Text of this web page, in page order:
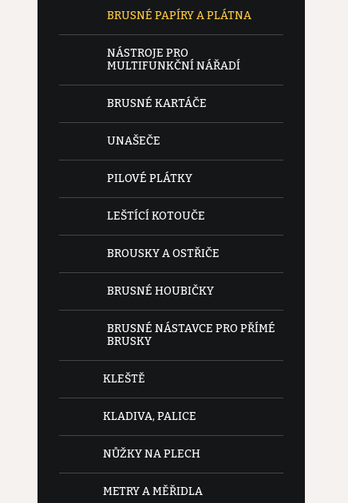
BRUSNÉ PAPÍRY A PLÁTNA
NÁSTROJE PRO
MULTIFUNKČNÍ NÁŘADÍ
BRUSNÉ KARTÁČE
UNAŠEČE
PILOVÉ PLÁTKY
LEŠTÍCÍ KOTOUČE
BROUSKY A OSTŘIČE
BRUSNÉ HOUBIČKY
BRUSNÉ NÁSTAVCE PRO PŘÍMÉ
BRUSKY
KLEŠTĚ
KLADIVA, PALICE
NŮŽKY NA PLECH
METRY A MĚŘIDLA